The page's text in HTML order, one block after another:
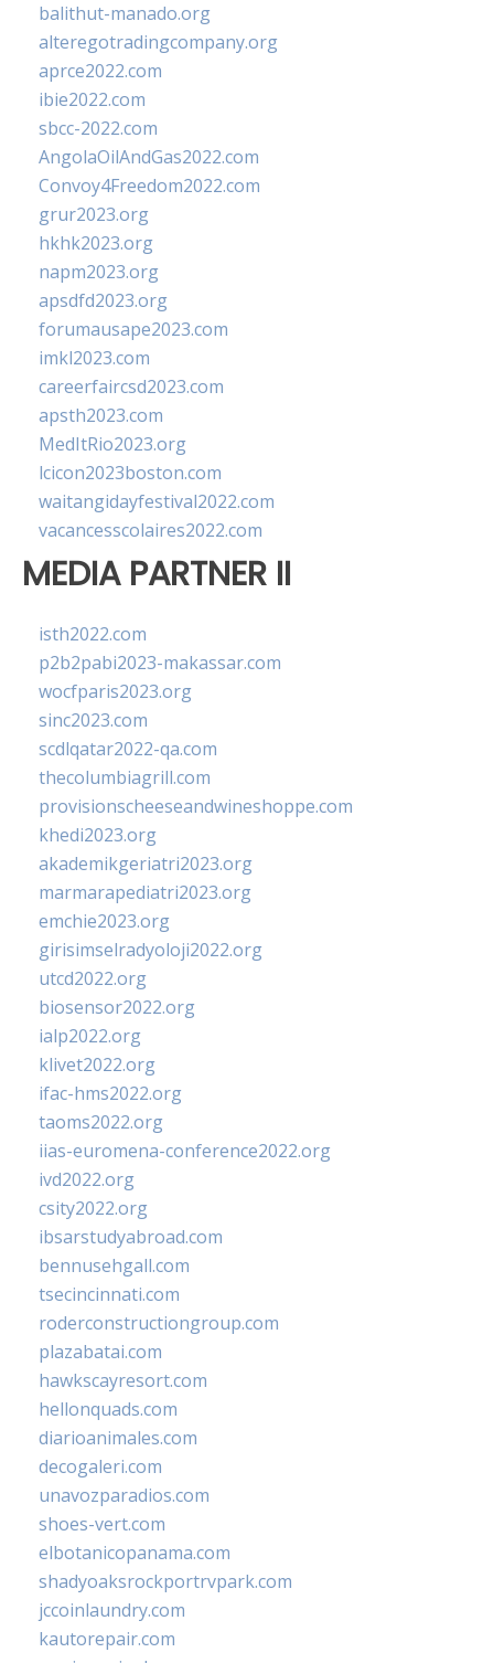
balithut-manado.org
alteregotradingcompany.org
aprce2022.com
ibie2022.com
sbcc-2022.com
AngolaOilAndGas2022.com
Convoy4Freedom2022.com
grur2023.org
hkhk2023.org
napm2023.org
apsdfd2023.org
forumausape2023.com
imkl2023.com
careerfaircsd2023.com
apsth2023.com
MedItRio2023.org
lcicon2023boston.com
waitangidayfestival2022.com
vacancesscolaires2022.com
MEDIA PARTNER II
isth2022.com
p2b2pabi2023-makassar.com
wocfparis2023.org
sinc2023.com
scdlqatar2022-qa.com
thecolumbiagrill.com
provisionscheeseandwineshoppe.com
khedi2023.org
akademikgeriatri2023.org
marmarapediatri2023.org
emchie2023.org
girisimselradyoloji2022.org
utcd2022.org
biosensor2022.org
ialp2022.org
klivet2022.org
ifac-hms2022.org
taoms2022.org
iias-euromena-conference2022.org
ivd2022.org
csity2022.org
ibsarstudyabroad.com
bennusehgall.com
tsecincinnati.com
roderconstructiongroup.com
plazabatai.com
hawkscayresort.com
hellonquads.com
diarioanimales.com
decogaleri.com
unavozparadios.com
shoes-vert.com
elbotanicopanama.com
shadyoaksrockportrvpark.com
jccoinlaundry.com
kautorepair.com